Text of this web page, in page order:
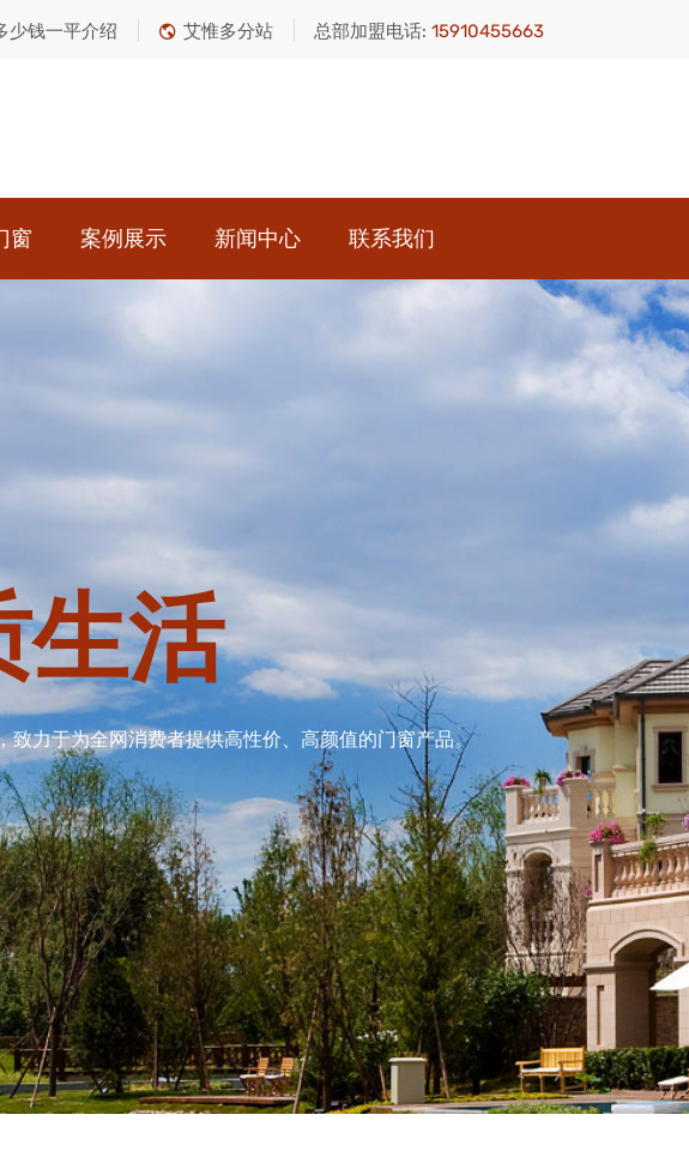
少钱一平介绍 艾惟多分站 总部加盟电话: 15910455663
窗 案例展示 新闻中心 联系我们
生活
致力于为全网消费者提供高性价、高颜值的门窗产品。